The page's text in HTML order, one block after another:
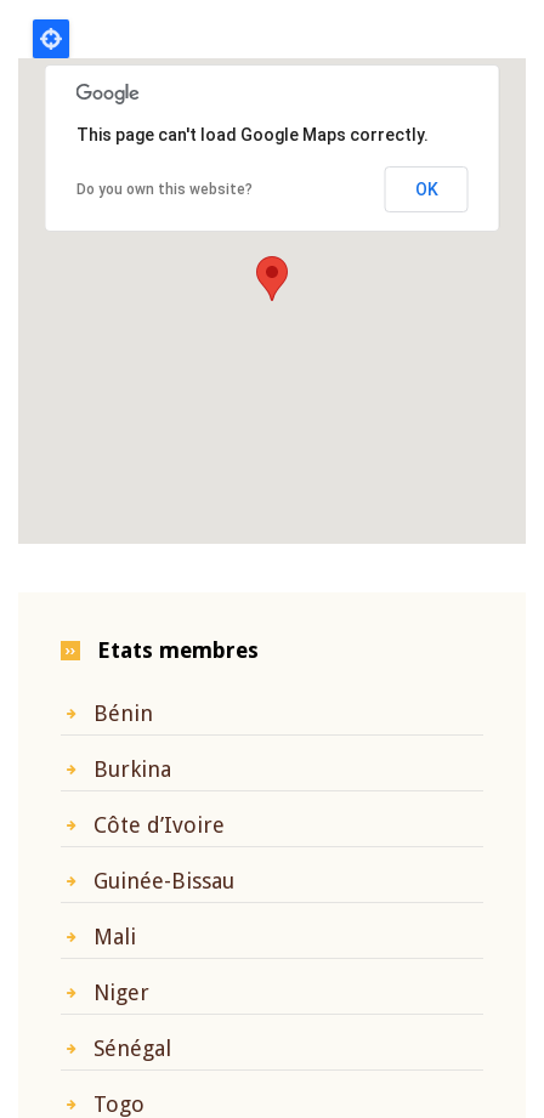
This page can't load Google Maps correctly.
Do you own this website? OK
Etats membres
Bénin
Burkina
Côte d’Ivoire
Guinée-Bissau
Mali
Niger
Sénégal
Togo